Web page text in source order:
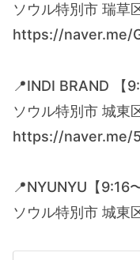
ソウル特別市 瑞草
https://naver.me/
📍INDI BRAND 【
ソウル特別市 城東
https://naver.me/
📍NYUNYU【9:16〜
ソウル特別市 城東